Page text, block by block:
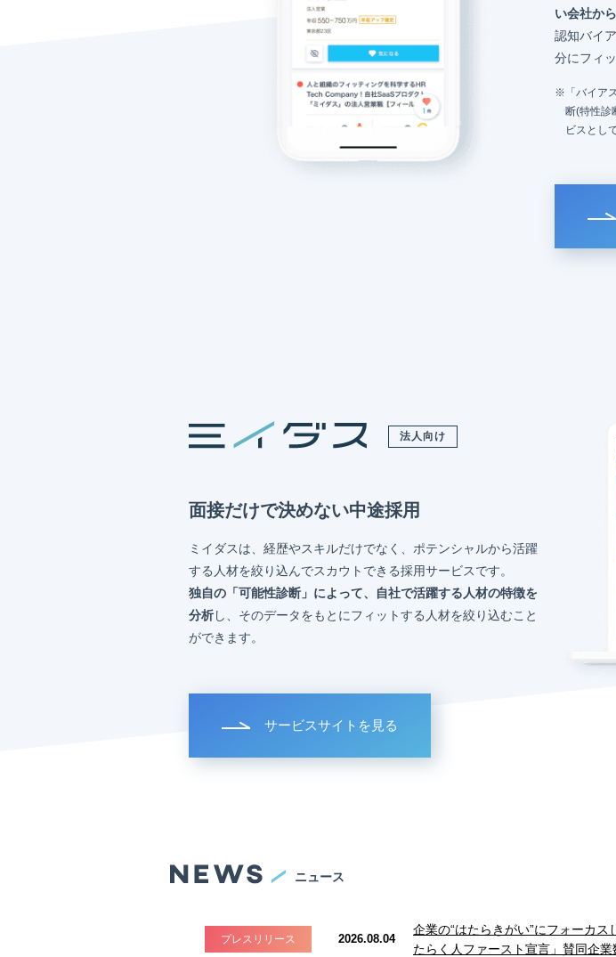
い会社か
認知バイ
分にフィ
「バイ
断(特性診
ビスとし
法人向け
面接だけで決めない中途採用
ミイダスは、経歴やスキルだけでなく、ポテンシャルから活躍
する人材を絞り込んでスカウトできる採用サービスです。
独自の「可能性診断」によって、自社で活躍する人材の特徴を
分析し、そのデータをもとにフィットする人材を絞り込むこと
ができます。
サービスサイトを見る
ニュース
プレスリリース 2026.08.04
企業の“はたらきがい”にフォーカ
たらく人ファースト宣言」賛同企業